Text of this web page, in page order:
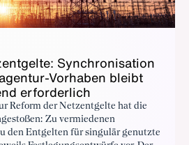
Syn­chro­ni­sa­ti­on
Vor­ha­ben bleibt
er­for­der­lich
Reform der Netzentgelte hat die
Zu vermiedenen
den Entgelten für singulär genutzte